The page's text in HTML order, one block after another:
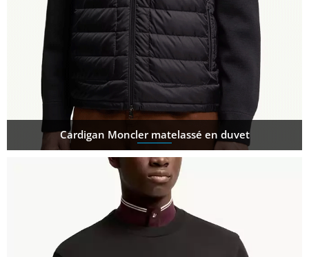
Cardigan Moncler matelassé en duvet